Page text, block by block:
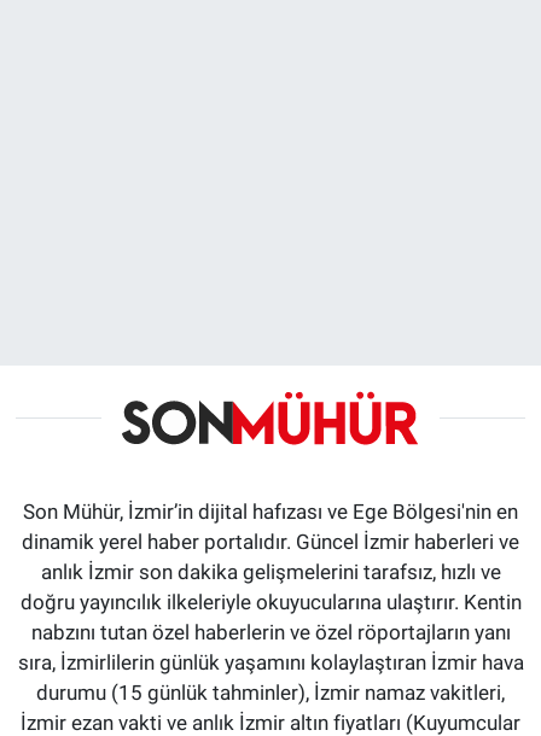
Son Mühür, İzmir’in dijital hafızası ve Ege Bölgesi'nin en
dinamik yerel haber portalıdır. Güncel İzmir haberleri ve
anlık İzmir son dakika gelişmelerini tarafsız, hızlı ve
doğru yayıncılık ilkeleriyle okuyucularına ulaştırır. Kentin
nabzını tutan özel haberlerin ve özel röportajların yanı
sıra, İzmirlilerin günlük yaşamını kolaylaştıran İzmir hava
durumu (15 günlük tahminler), İzmir namaz vakitleri,
İzmir ezan vakti ve anlık İzmir altın fiyatları (Kuyumcular